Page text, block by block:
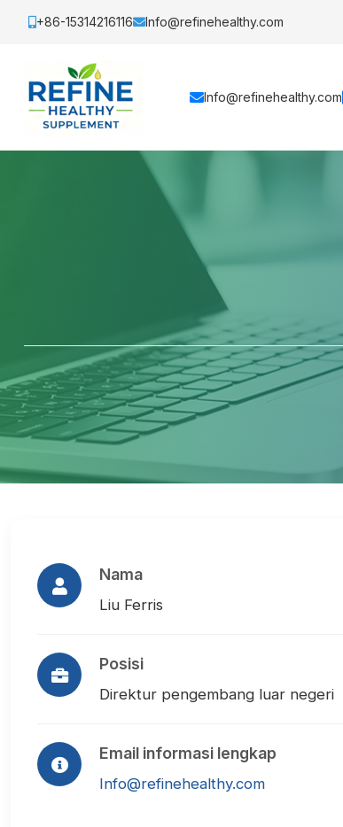
+86-15314216116 Info@refinehealthy.com
Info@refinehealthy.com
Nama
Liu Ferris
Posisi
Direktur pengembang luar negeri
Email informasi lengkap
Info@refinehealthy.com